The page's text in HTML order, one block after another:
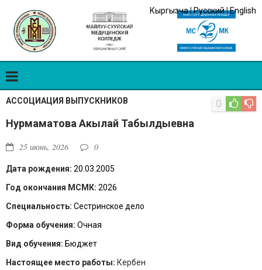
Кыргызча|Русский|English
АССОЦИАЦИЯ ВЫПУСКНИКОВ
Нурмаматова Акылай Табылдыевна
25 июнь, 2026 0
0
Дата рождения: 20.03.2005
Год окончания МСМК: 2026
Специальность: Сестринское дело
Форма обучения: Очная
Вид обучения: Бюджет
Настоящее место работы: Кербен